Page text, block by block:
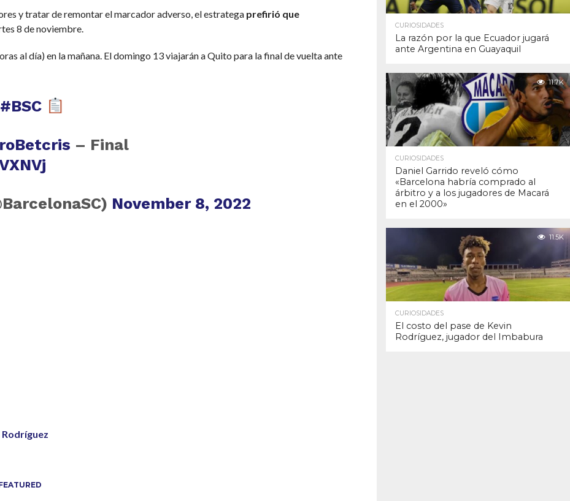
y tratar de remontar el marcador adverso, el estratega prefirió que
8 de noviembre.
al día) en la mañana. El domingo 13 viajarán a Quito para la final de vuelta ante
#BSC
– Final
November 8, 2022
CURIOSIDADES
La razón por la que Ecuador jugará
ante Argentina en Guayaquil
11.7K
CURIOSIDADES
Daniel Garrido reveló cómo
«Barcelona habría comprado al
árbitro y a los jugadores de Macará
en el 2000»
11.5K
CURIOSIDADES
El costo del pase de Kevin
Rodríguez, jugador del Imbabura